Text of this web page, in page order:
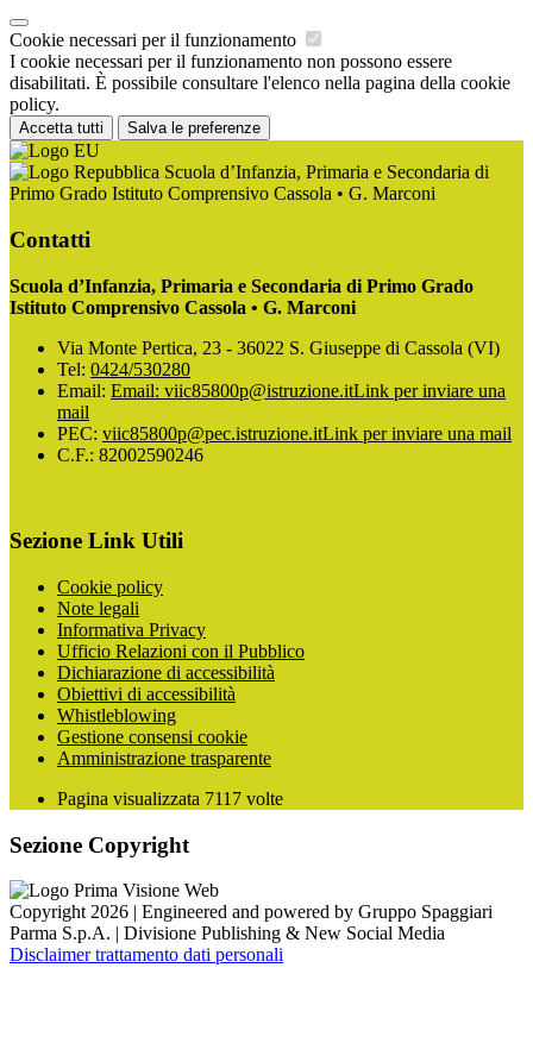
Cookie necessari per il funzionamento
I cookie necessari per il funzionamento non possono essere
disabilitati. È possibile consultare l'elenco nella pagina della cookie
policy.
Accetta tutti Salva le preferenze
Scuola d’Infanzia, Primaria e Secondaria di
Primo Grado Istituto Comprensivo Cassola • G. Marconi
Contatti
Scuola d’Infanzia, Primaria e Secondaria di Primo Grado
Istituto Comprensivo Cassola • G. Marconi
Via Monte Pertica, 23 - 36022 S. Giuseppe di Cassola (VI)
Tel: 0424/530280
Email: Email: viic85800p@istruzione.itLink per inviare una
mail
PEC: viic85800p@pec.istruzione.itLink per inviare una mail
C.F.: 82002590246
Sezione Link Utili
Cookie policy
Note legali
Informativa Privacy
Ufficio Relazioni con il Pubblico
Dichiarazione di accessibilità
Obiettivi di accessibilità
Whistleblowing
Gestione consensi cookie
Amministrazione trasparente
Pagina visualizzata 7117 volte
Sezione Copyright
Copyright 2026 | Engineered and powered by Gruppo Spaggiari
Parma S.p.A. | Divisione Publishing & New Social Media
Disclaimer trattamento dati personali